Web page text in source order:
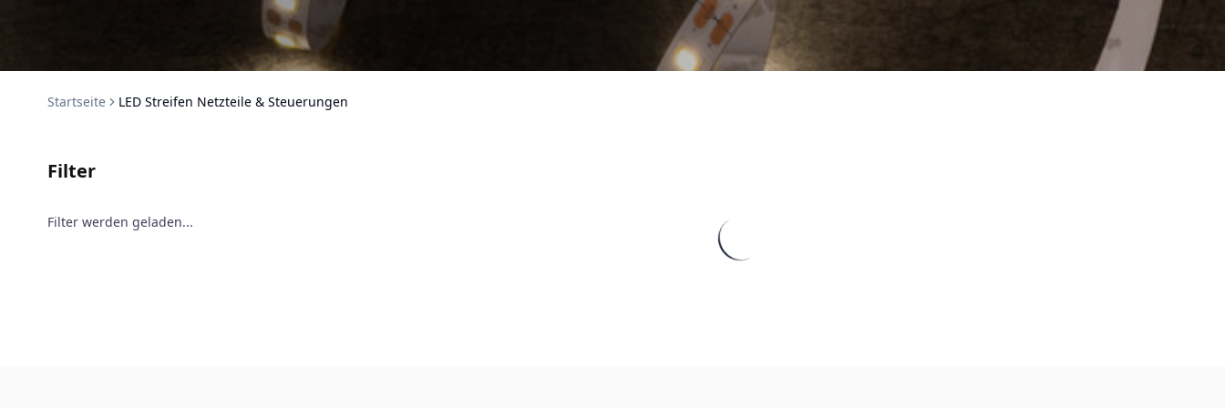
Startseite LED Streifen Netzteile & Steuerungen
Filter
Filter werden geladen...